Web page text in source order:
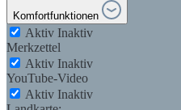
Komfortfunktionen
Aktiv Inaktiv
Merkzettel
Aktiv Inaktiv
YouTube-Video
Aktiv Inaktiv